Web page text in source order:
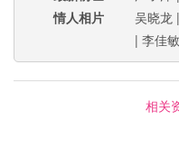
情人相片
吴晓龙
| 李佳敏
相关